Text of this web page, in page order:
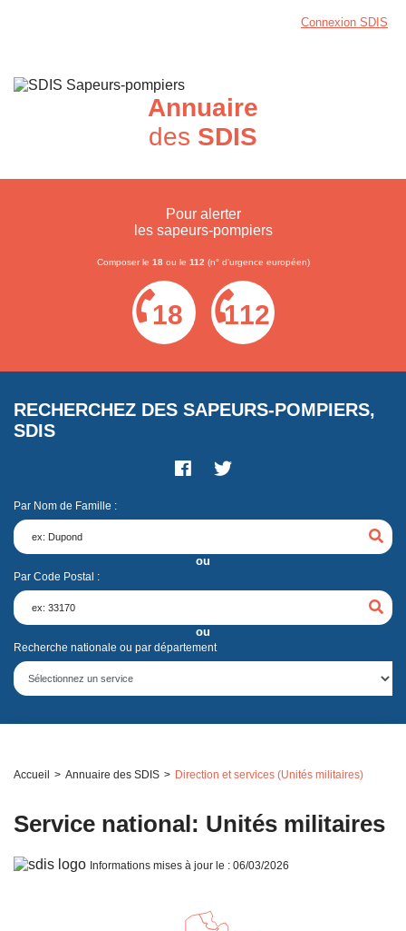
Connexion SDIS
Annuaire
des SDIS
Pour alerter
les sapeurs-pompiers
Composer le 18ou le 112 (n° d'urgence européen)
18 112
RECHERCHEZ DES SAPEURS-POMPIERS,
SDIS
Par Nom de Famille :
ou
Par Code Postal :
ou
Recherche nationale ou par département
Accueil Annuaire des SDIS Direction et services (Unités militaires)
Service national: Unités militaires
Informations mises à jour le : 06/03/2026